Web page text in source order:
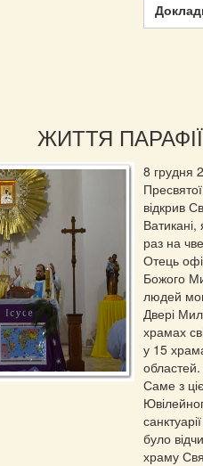
ЖИТТЯ
8 грудня
відкрив
Ватикані,
раз на
Отець
Божого
людей
Двері
храмах
у 15
областей.
Саме з
було
храму